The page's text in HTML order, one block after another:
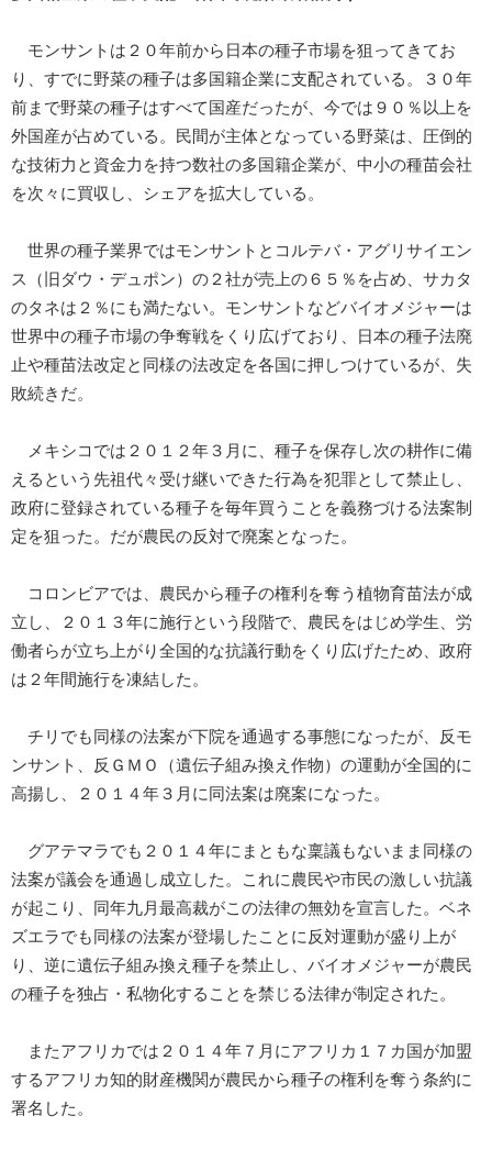
モンサントは２０年前から日本の種子市場を狙ってきてお
り、すでに野菜の種子は多国籍企業に支配されている。３０年
前まで野菜の種子はすべて国産だったが、今では９０％以上を
外国産が占めている。民間が主体となっている野菜は、圧倒的
な技術力と資金力を持つ数社の多国籍企業が、中小の種苗会社
を次々に買収し、シェアを拡大している。
世界の種子業界ではモンサントとコルテバ・アグリサイエン
ス（旧ダウ・デュポン）の２社が売上の６５％を占め、サカタ
のタネは２％にも満たない。モンサントなどバイオメジャーは
世界中の種子市場の争奪戦をくり広げており、日本の種子法廃
止や種苗法改定と同様の法改定を各国に押しつけているが、失
敗続きだ。
メキシコでは２０１２年３月に、種子を保存し次の耕作に備
えるという先祖代々受け継いできた行為を犯罪として禁止し、
政府に登録されている種子を毎年買うことを義務づける法案制
定を狙った。だが農民の反対で廃案となった。
コロンビアでは、農民から種子の権利を奪う植物育苗法が成
立し、２０１３年に施行という段階で、農民をはじめ学生、労
働者らが立ち上がり全国的な抗議行動をくり広げたため、政府
は２年間施行を凍結した。
チリでも同様の法案が下院を通過する事態になったが、反モ
ンサント、反ＧＭＯ（遺伝子組み換え作物）の運動が全国的に
高揚し、２０１４年３月に同法案は廃案になった。
グアテマラでも２０１４年にまともな稟議もないまま同様の
法案が議会を通過し成立した。これに農民や市民の激しい抗議
が起こり、同年九月最高裁がこの法律の無効を宣言した。ベネ
ズエラでも同様の法案が登場したことに反対運動が盛り上が
り、逆に遺伝子組み換え種子を禁止し、バイオメジャーが農民
の種子を独占・私物化することを禁じる法律が制定された。
またアフリカでは２０１４年７月にアフリカ１７カ国が加盟
するアフリカ知的財産機関が農民から種子の権利を奪う条約に
署名した。